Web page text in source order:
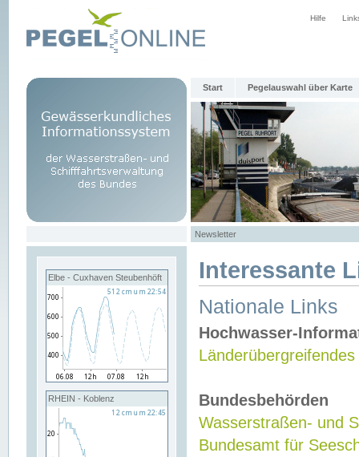
Hilfe
Start Pegelauswahl über Karte
Newsletter
Elbe - Cuxhaven Steubenhöft
RHEIN - Koblenz
Interessante
Nationale Links
Hochwasser-
Bundesbehörden
Wasserstraßen- und
Bundesamt für